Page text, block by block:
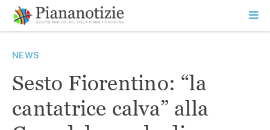
contenuto
SEARCH
NEWS
Sesto Fiorentino: “la
cantatrice calva” alla